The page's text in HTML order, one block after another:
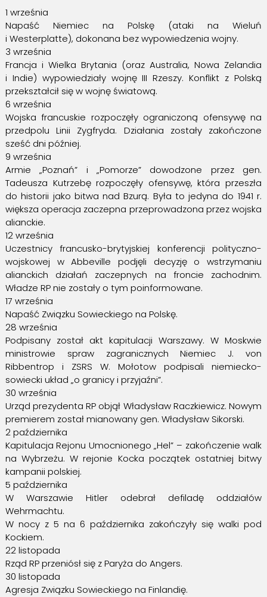
1 września
Napaść Niemiec na Polskę (ataki na Wieluń
i Westerplatte), dokonana bez wypowiedzenia wojny.
3 września
Francja i Wielka Brytania (oraz Australia, Nowa Zelandia
i Indie) wypowiedziały wojnę III Rzeszy. Konflikt z Polską
przekształcił się w wojnę światową.
6 września
Wojska francuskie rozpoczęły ograniczoną ofensywę na
przedpolu Linii Zygfryda. Działania zostały zakończone
sześć dni później.
9 września
Armie „Poznań” i „Pomorze” dowodzone przez gen.
Tadeusza Kutrzebę rozpoczęły ofensywę, która przeszła
do historii jako bitwa nad Bzurą. Była to jedyna do 1941 r.
większa operacja zaczepna przeprowadzona przez wojska
alianckie.
12 września
Uczestnicy francusko-brytyjskiej konferencji polityczno-
wojskowej w Abbeville podjęli decyzję o wstrzymaniu
alianckich działań zaczepnych na froncie zachodnim.
Władze RP nie zostały o tym poinformowane.
17 września
Napaść Związku Sowieckiego na Polskę.
28 września
Podpisany został akt kapitulacji Warszawy. W Moskwie
ministrowie spraw zagranicznych Niemiec J. von
Ribbentrop i ZSRS W. Mołotow podpisali niemiecko-
sowiecki układ „o granicy i przyjaźni”.
30 września
Urząd prezydenta RP objął Władysław Raczkiewicz. Nowym
premierem został mianowany gen. Władysław Sikorski.
2 października
Kapitulacja Rejonu Umocnionego „Hel” – zakończenie walk
na Wybrzeżu. W rejonie Kocka początek ostatniej bitwy
kampanii polskiej.
5 października
W Warszawie Hitler odebrał defiladę oddziałów
Wehrmachtu.
W nocy z 5 na 6 października zakończyły się walki pod
Kockiem.
22 listopada
Rząd RP przeniósł się z Paryża do Angers.
30 listopada
Agresja Związku Sowieckiego na Finlandię.